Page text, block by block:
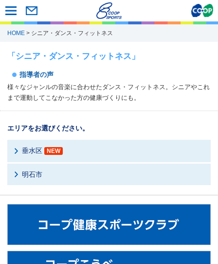
HOME > シニア・ダンス・フィットネス
「シニア・ダンス・フィットネス」
指導者の声
様々なジャンルの音楽に合わせたダンス・フィットネス。シニアやこれ
まで運動してこなかった方の健康づくりにも。
エリアをお選びください。
垂水区 NEW
明石市